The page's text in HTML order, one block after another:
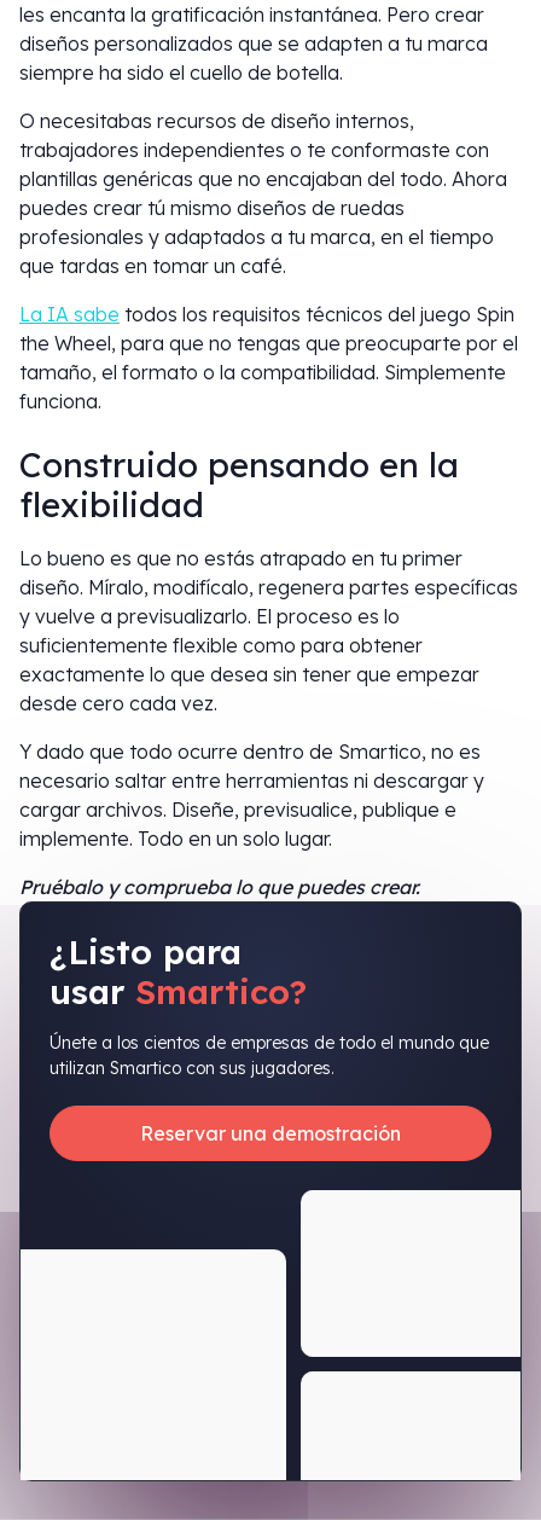
les encanta la gratificación instantánea. Pero crear
diseños personalizados que se adapten a tu marca
siempre ha sido el cuello de botella.
O necesitabas recursos de diseño internos,
trabajadores independientes o te conformaste con
plantillas genéricas que no encajaban del todo. Ahora
puedes crear tú mismo diseños de ruedas
profesionales y adaptados a tu marca, en el tiempo
que tardas en tomar un café.
La IA sabe todos los requisitos técnicos del juego Spin
the Wheel, para que no tengas que preocuparte por el
tamaño, el formato o la compatibilidad. Simplemente
funciona.
Construido pensando en la
flexibilidad
Lo bueno es que no estás atrapado en tu primer
diseño. Míralo, modifícalo, regenera partes específicas
y vuelve a previsualizarlo. El proceso es lo
suficientemente flexible como para obtener
exactamente lo que desea sin tener que empezar
desde cero cada vez.
Y dado que todo ocurre dentro de Smartico, no es
necesario saltar entre herramientas ni descargar y
cargar archivos. Diseñe, previsualice, publique e
implemente. Todo en un solo lugar.
Pruébalo y comprueba lo que puedes crear.
¿Listo para
usar Smartico?
Únete a los cientos de empresas de todo el mundo que
utilizan Smartico con sus jugadores.
Reservar una demostración